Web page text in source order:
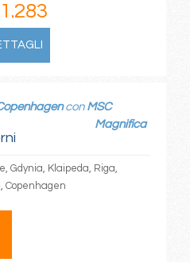
con MSC
Magnifica
Gdynia, Klaipeda, Riga,
Copenhagen